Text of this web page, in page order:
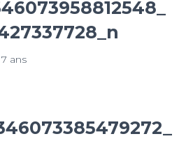
7 ans